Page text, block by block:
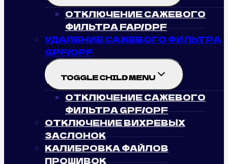
ОТКЛЮЧЕНИЕ САЖЕВОГО
ФИЛЬТРА FAP/DPF
УДАЛЕНИЕ САЖЕВОГО ФИЛЬТРА
GPF/OPF
TOGGLE CHILD MENU
ОТКЛЮЧЕНИЕ САЖЕВОГО
ФИЛЬТРА GPF/OPF
ОТКЛЮЧЕНИЕ ВИХРЕВЫХ
ЗАСЛОНОК
КАЛИБРОВКА ФАЙЛОВ
ПРОШИВОК